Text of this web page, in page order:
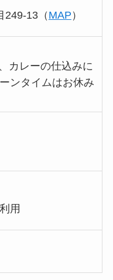
249-13（ MAP ）
カレーの仕込みに
ンタイムはお休み
用